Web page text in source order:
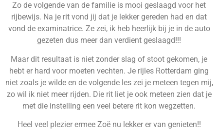
Zo de volgende van de familie is mooi geslaagd voor het
rijbewijs. Na je rit vond jij dat je lekker gereden had en dat
vond de examinatrice. Ze zei, ik heb heerlijk bij je in de auto
gezeten dus meer dan verdient geslaagd!!!
Maar dit resultaat is niet zonder slag of stoot gekomen, je
hebt er hard voor moeten vechten. Je rijles Rotterdam ging
niet zoals je wilde en de volgende les zei je meteen tegen mij,
zo wil ik niet meer rijden. Die rit liet je ook meteen zien dat je
met die instelling een veel betere rit kon wegzetten.
Heel veel plezier ermee Zoë nu lekker er van genieten!!